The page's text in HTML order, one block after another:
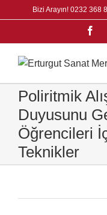
to
Bizi Arayın! 0232 368
Poliritmik
Duyusunu
Öğrencileri
Teknikler